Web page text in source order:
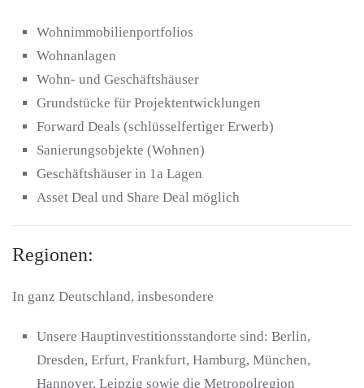
Wohnimmobilienportfolios
Wohnanlagen
Wohn- und Geschäftshäuser
Grundstücke für Projektentwicklungen
Forward Deals (schlüsselfertiger Erwerb)
Sanierungsobjekte (Wohnen)
Geschäftshäuser in 1a Lagen
Asset Deal und Share Deal möglich
Regionen:
In ganz Deutschland, insbesondere
Unsere Hauptinvestitionsstandorte sind: Berlin,
Dresden, Erfurt, Frankfurt, Hamburg, München,
Hannover, Leipzig sowie die Metropolregion